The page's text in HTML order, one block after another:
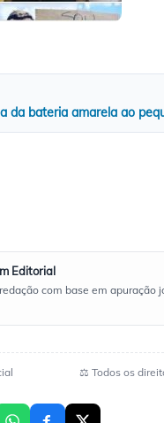
da bateria amarela ao
Editorial
com base em
⚖️ Todos os